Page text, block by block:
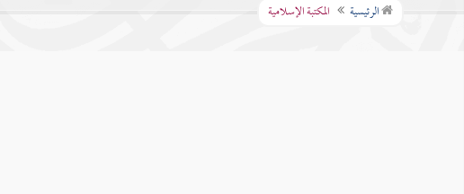
الرئيسية المكتبة الإسلامية